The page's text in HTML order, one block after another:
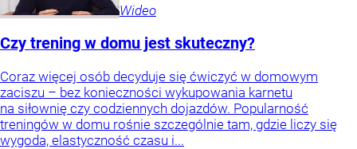
Wideo
Czy trening w domu jest skuteczny?
Coraz więcej osób decyduje się ćwiczyć w domowym
zaciszu – bez konieczności wykupowania karnetu
na siłownię czy codziennych dojazdów. Popularność
treningów w domu rośnie szczególnie tam, gdzie liczy się
wygoda, elastyczność czasu i...